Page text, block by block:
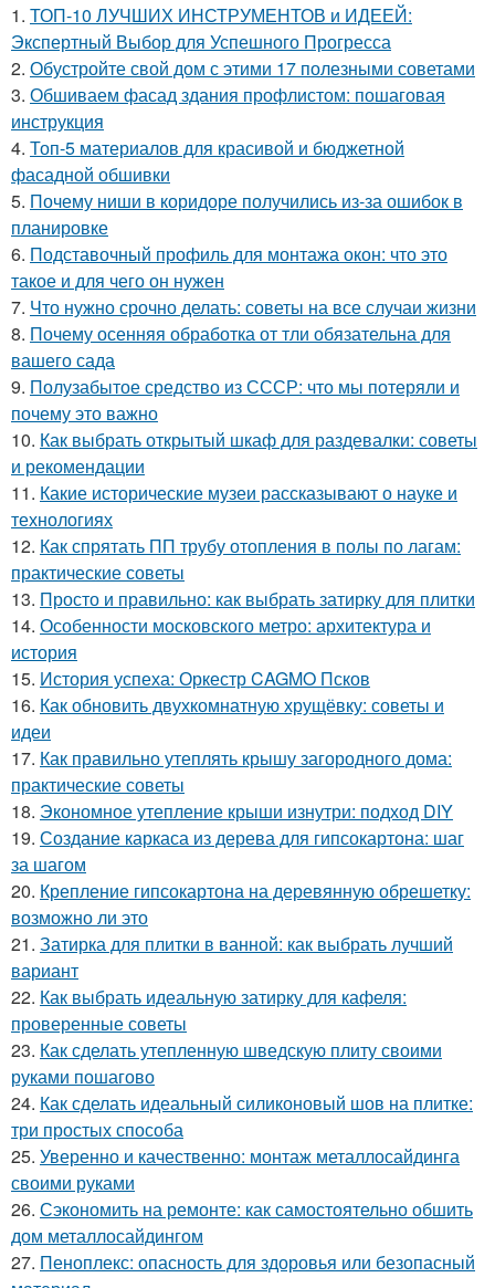
1. ТОП-10 ЛУЧШИХ ИНСТРУМЕНТОВ и ИДЕЕЙ:
Экспертный Выбор для Успешного Прогресса
2. Обустройте свой дом с этими 17 полезными советами
3. Обшиваем фасад здания профлистом: пошаговая
инструкция
4. Топ-5 материалов для красивой и бюджетной
фасадной обшивки
5. Почему ниши в коридоре получились из-за ошибок в
планировке
6. Подставочный профиль для монтажа окон: что это
такое и для чего он нужен
7. Что нужно срочно делать: советы на все случаи жизни
8. Почему осенняя обработка от тли обязательна для
вашего сада
9. Полузабытое средство из СССР: что мы потеряли и
почему это важно
10. Как выбрать открытый шкаф для раздевалки: советы
и рекомендации
11. Какие исторические музеи рассказывают о науке и
технологиях
12. Как спрятать ПП трубу отопления в полы по лагам:
практические советы
13. Просто и правильно: как выбрать затирку для плитки
14. Особенности московского метро: архитектура и
история
15. История успеха: Оркестр CAGMO Псков
16. Как обновить двухкомнатную хрущёвку: советы и
идеи
17. Как правильно утеплять крышу загородного дома:
практические советы
18. Экономное утепление крыши изнутри: подход DIY
19. Создание каркаса из дерева для гипсокартона: шаг
за шагом
20. Крепление гипсокартона на деревянную обрешетку:
возможно ли это
21. Затирка для плитки в ванной: как выбрать лучший
вариант
22. Как выбрать идеальную затирку для кафеля:
проверенные советы
23. Как сделать утепленную шведскую плиту своими
руками пошагово
24. Как сделать идеальный силиконовый шов на плитке:
три простых способа
25. Уверенно и качественно: монтаж металлосайдинга
своими руками
26. Сэкономить на ремонте: как самостоятельно обшить
дом металлосайдингом
27. Пеноплекс: опасность для здоровья или безопасный